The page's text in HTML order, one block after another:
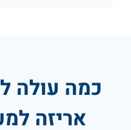
כמה עולה
אריזה